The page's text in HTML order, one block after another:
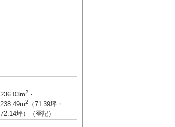
236.03m2 ・
238.49m2
（71.39坪・
72.14坪）（登記）